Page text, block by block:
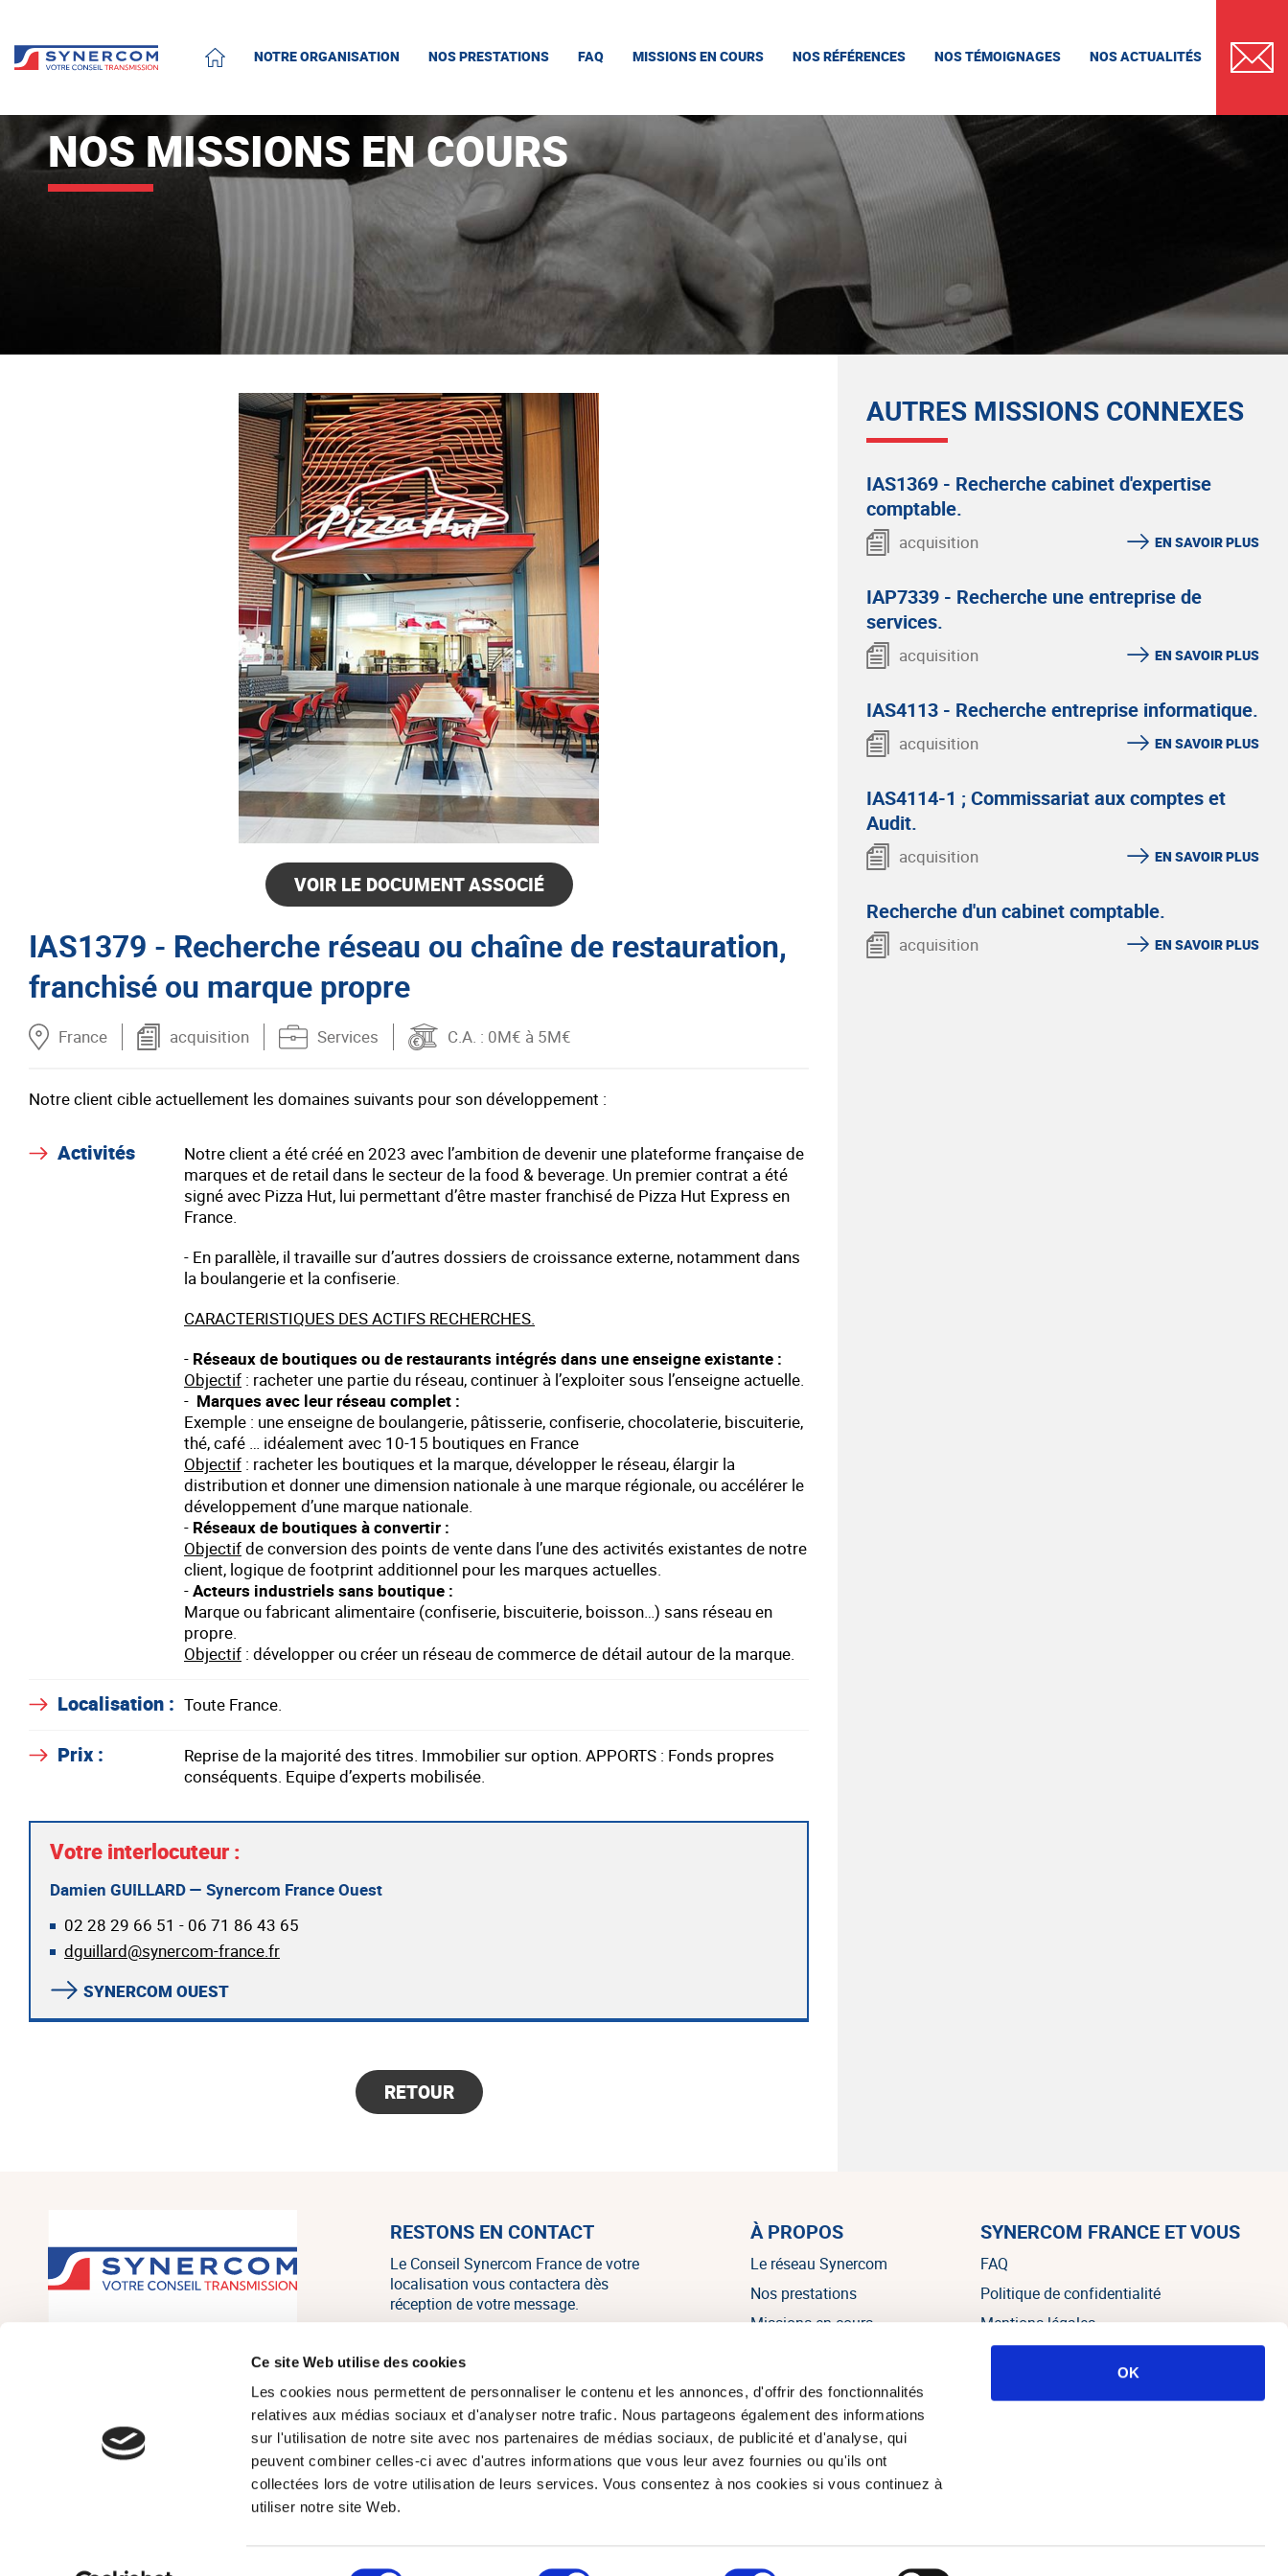
Ce site Web utilise des cookies
Les cookies nous permettent de personnaliser le contenu et les annonces, d'offrir des fonctionnalités
relatives aux médias sociaux et d'analyser notre trafic. Nous partageons également des informations
sur l'utilisation de notre site avec nos partenaires de médias sociaux, de publicité et d'analyse, qui
peuvent combiner celles-ci avec d'autres informations que vous leur avez fournies ou qu'ils ont
collectées lors de votre utilisation de leurs services. Vous consentez à nos cookies si vous continuez à
utiliser notre site Web.
OK
ACCUEIL
NOTRE ORGANISATION NOS PRESTATIONS FAQ MISSIONS EN COURS NOS RÉFÉRENCES NOS TÉMOIGNAGES NOS ACTUALITÉS
NOS MISSIONS EN COURS
VOIR LE DOCUMENT ASSOCIÉ
IAS1379 - Recherche réseau ou chaîne de restauration,
franchisé ou marque propre
France acquisition Services C.A. : 0M€ à 5M€
Notre client cible actuellement les domaines suivants pour son développement :
Activités
Notre client a été créé en 2023 avec l’ambition de devenir une plateforme française de
marques et de retail dans le secteur de la food & beverage. Un premier contrat a été
signé avec Pizza Hut, lui permettant d’être master franchisé de Pizza Hut Express en
France.
- En parallèle, il travaille sur d’autres dossiers de croissance externe, notamment dans
la boulangerie et la confiserie.
CARACTERISTIQUES DES ACTIFS RECHERCHES.
- Réseaux de boutiques ou de restaurants intégrés dans une enseigne existante :
Objectif : racheter une partie du réseau, continuer à l’exploiter sous l’enseigne actuelle.
- Marques avec leur réseau complet :
Exemple : une enseigne de boulangerie, pâtisserie, confiserie, chocolaterie, biscuiterie,
thé, café … idéalement avec 10-15 boutiques en France
Objectif : racheter les boutiques et la marque, développer le réseau, élargir la
distribution et donner une dimension nationale à une marque régionale, ou accélérer le
développement d’une marque nationale.
- Réseaux de boutiques à convertir :
Objectifde conversion des points de vente dans l’une des activités existantes de notre
client, logique de footprint additionnel pour les marques actuelles.
-Acteurs industriels sans boutique :
Marque ou fabricant alimentaire (confiserie, biscuiterie, boisson…) sans réseau en
propre.
Objectif : développer ou créer un réseau de commerce de détail autour de la marque.
Localisation : Toute France.
Prix :
Reprise de la majorité des titres. Immobilier sur option. APPORTS : Fonds propres
conséquents. Equipe d’experts mobilisée.
Votre interlocuteur :
Damien GUILLARD — Synercom France Ouest
02 28 29 66 51 - 06 71 86 43 65
dguillard@synercom-france.fr
SYNERCOM OUEST
RETOUR
AUTRES MISSIONS CONNEXES
IAS1369 - Recherche cabinet d'expertise
comptable.
acquisition EN SAVOIR PLUS
IAP7339 - Recherche une entreprise de
services.
acquisition EN SAVOIR PLUS
IAS4113 - Recherche entreprise informatique.
acquisition EN SAVOIR PLUS
IAS4114-1 ; Commissariat aux comptes et
Audit.
acquisition EN SAVOIR PLUS
Recherche d'un cabinet comptable.
acquisition EN SAVOIR PLUS
SYNERCOM France est un réseau
transmission, cession et acquisition
associés, consultants et salariés sur
tout le territoire, et un des leaders
français indépendants sur le marché
RESTONS EN CONTACT
Le Conseil Synercom France de votre
localisation vous contactera dès
réception de votre message.
NOUS CONTACTER
À PROPOS
Le réseau Synercom
Nos prestations
Missions en cours
Nos témoignages
Nos actualités
SYNERCOM FRANCE ET VOUS
FAQ
Politique de confidentialité
Mentions légales